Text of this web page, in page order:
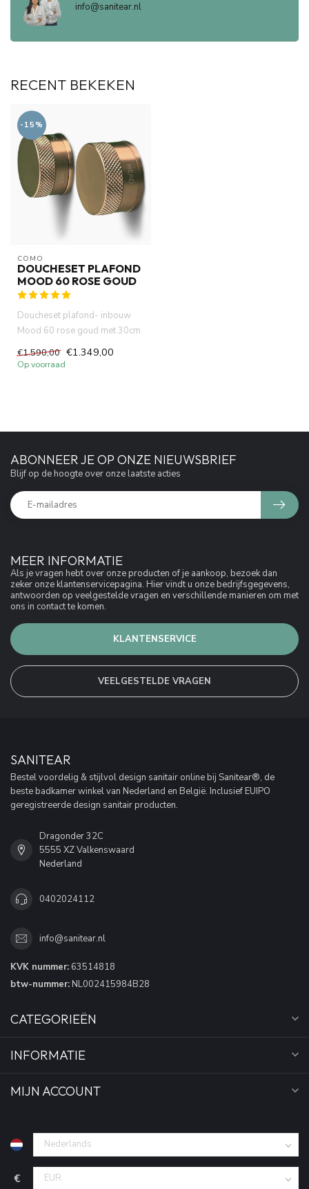
info@sanitear.nl
RECENT BEKEKEN
-15%
COMO
DOUCHESET PLAFOND
MOOD 60 ROSE GOUD
Doucheset plafond- inbouw
Mood 60 rose goud met 30cm
hoofddouche ingebouwde
ther...
€1.590,00 €1.349,00
Op voorraad
MEER INFORMATIE
Als je vragen hebt over onze producten of je aankoop, bezoek dan
zeker onze klantenservicepagina. Hier vindt u onze bedrijfsgegevens,
antwoorden op veelgestelde vragen en verschillende manieren om met
ons in contact te komen.
KLANTENSERVICE
VEELGESTELDE VRAGEN
ABONNEER JE OP ONZE NIEUWSBRIEF
Blijf op de hoogte over onze laatste acties
SANITEAR
Bestel voordelig & stijlvol design sanitair online bij Sanitear®, de
beste badkamer winkel van Nederland en België. Inclusief EUIPO
geregistreerde design sanitair producten.
Dragonder 32C
5555 XZ Valkenswaard
Nederland
0402024112
info@sanitear.nl
KVK nummer: 63514818
btw-nummer: NL002415984B28
CATEGORIEËN
INFORMATIE
MIJN ACCOUNT
€